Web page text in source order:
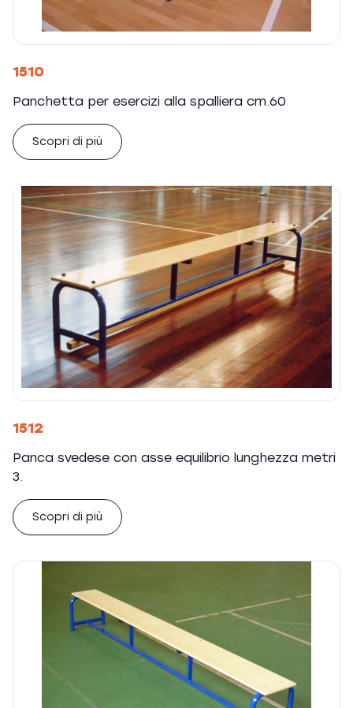
1510
Panchetta per esercizi alla spalliera cm.60
Scopri di più
1512
Panca svedese con asse equilibrio lunghezza metri
3.
Scopri di più